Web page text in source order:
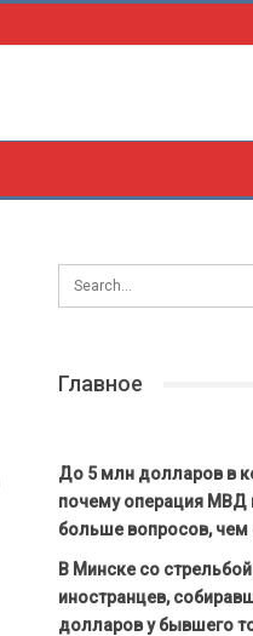
Главное
До 5 млн долларов в
почему операция МВД
больше вопросов, чем
В Минске со
иностранцев,
долларов у бывшего